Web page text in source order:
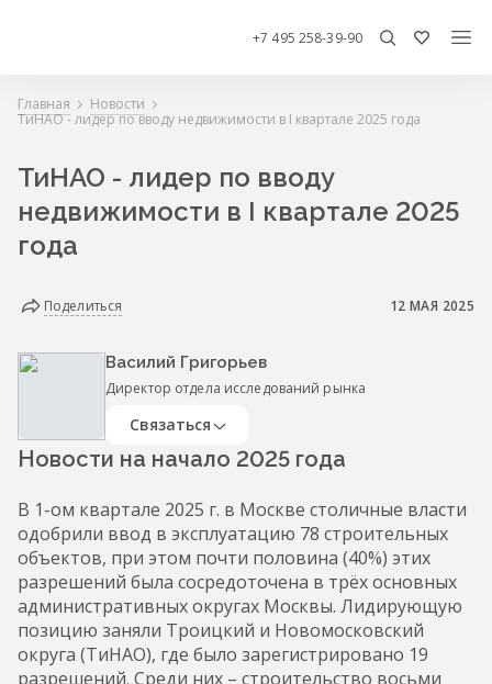
+7 495 258-39-90
Главная
Новости
ТиНАО - лидер по вводу недвижимости в I квартале 2025 года
ТиНАО - лидер по вводу
недвижимости в I квартале 2025
года
Поделиться 12 МАЯ 2025
Новости на начало 2025 года
В 1-ом квартале 2025 г. в Москве столичные власти
одобрили ввод в эксплуатацию 78 строительных
объектов, при этом почти половина (40%) этих
разрешений была сосредоточена в трёх основных
административных округах Москвы. Лидирующую
позицию заняли Троицкий и Новомосковский
округа (ТиНАО), где было зарегистрировано 19
разрешений. Среди них – строительство восьми
Василий Григорьев
Директор отдела исследований рынка
Связаться